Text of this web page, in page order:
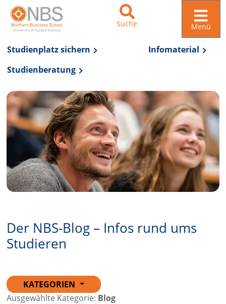
Zur Navigation springen
Zum Inhalt springen
Suche Menü
Studienplatz sichern
Infomaterial
Studienberatung
Der NBS-Blog – Infos rund ums
Studieren
KATEGORIEN
Ausgewählte Kategorie: Blog